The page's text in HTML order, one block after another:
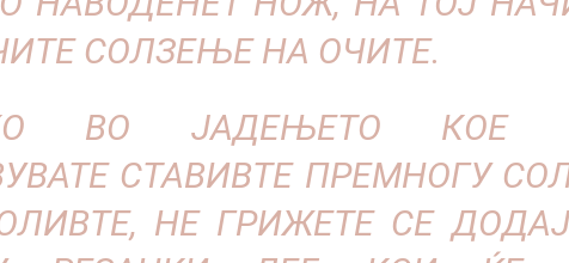
СОЛЗЕЊЕ НА ОЧИТЕ.
ВО ЈАДЕЊЕТО КОЕ
СТАВИВТЕ ПРЕМНОГУ
НЕ ГРИЖЕТЕ СЕ